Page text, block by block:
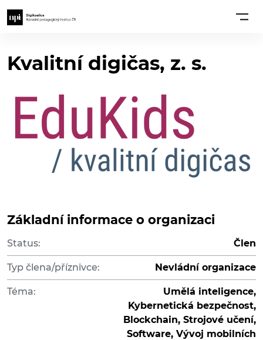
Kvalitní digičas, z. s.
Základní informace o organizaci
Status: Člen
Typ člena/příznivce: Nevládní organizace
Téma:
Umělá inteligence,
Kybernetická bezpečnost,
Blockchain, Strojové učení,
Software, Vývoj mobilních